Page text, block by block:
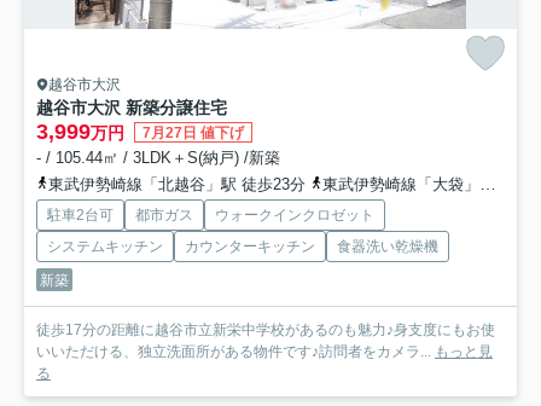
越谷市大沢
越谷市大沢 新築分譲住宅
3,999万円 7月27日 値下げ
- / 105.44㎡ / 3LDK＋S(納戸) /新築
東武伊勢崎線「北越谷」駅 徒歩23分
東武伊勢崎線「大袋」駅 徒歩23分
駐車2台可 都市ガス
ウォークインクロゼット
システムキッチン
カウンターキッチン
食器洗い乾燥機
新築
徒歩17分の距離に越谷市立新栄中学校があるのも魅力♪身支度にもお使
いいただける、独立洗面所がある物件です♪訪問者をカメラ... もっと見
る